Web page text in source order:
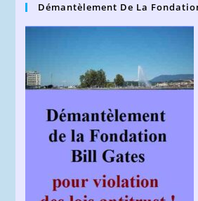
Démantèlement De La